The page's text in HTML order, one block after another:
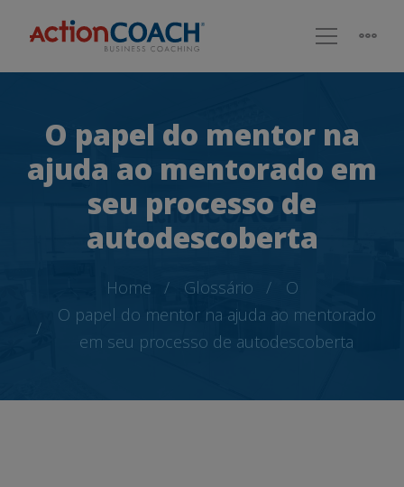
O papel do mentor na
ajuda ao mentorado em
seu processo de
autodescoberta
Home Glossário
O
O papel do mentor na ajuda ao mentorado
em seu processo de autodescoberta